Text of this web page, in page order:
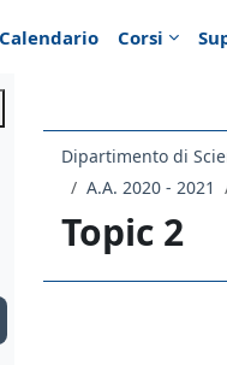
Calendario Corsi
Dipartimento di
A.A. 2020 - 2021
Topic 2